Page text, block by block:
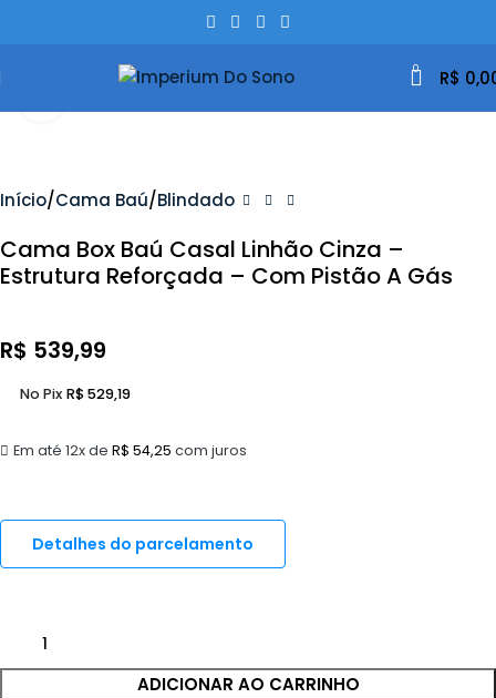
0 R$
Início Cama Baú Blindado
Cama Box Baú Casal Linhão Cinza –
Estrutura Reforçada – Com Pistão A Gás
R$ 539,99
Em até 12x de R$ 54,25 com juros
No Pix R$529,19
Detalhes do parcelamento
ADICIONAR AO CARRINHO